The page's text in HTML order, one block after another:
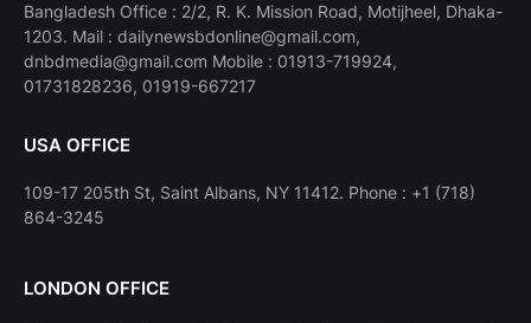
Bangladesh Office : 2/2, R. K. Mission Road, Motijheel, Dhaka-
1203. Mail : dailynewsbdonline@gmail.com,
dnbdmedia@gmail.com Mobile : 01913-719924,
01731828236, 01919-667217
USA OFFICE
109-17 205th St, Saint Albans, NY 11412. Phone : +1 (718)
864-3245
LONDON OFFICE